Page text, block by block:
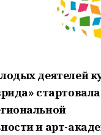
деятелей
и арт-